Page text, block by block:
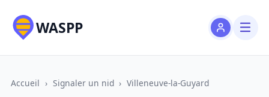
WASPP
Accueil › Signaler un nid › Villeneuve-la-Guyard